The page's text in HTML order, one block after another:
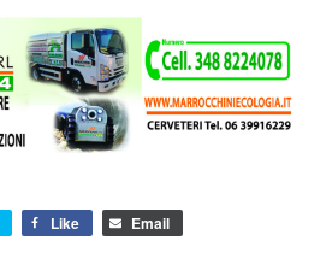
Like Email